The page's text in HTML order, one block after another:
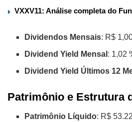
VXXV11: Análise completa do
Dividendos Mensais: R$
Dividend Yield Mensal : 1,02
Dividend Yield Últimos 12
Patrimônio e Estrutura
Patrimônio Líquido: R$